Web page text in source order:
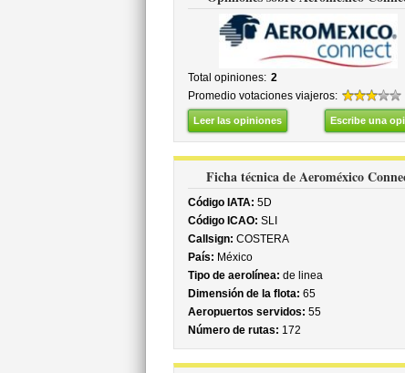
Total opiniones: 2
Promedio votaciones viajeros:
Leer las opiniones Escribe una
Ficha técnica de Aeroméxico
Código IATA: 5D
Código ICAO: SLI
Callsign: COSTERA
País: México
Tipo de aerolínea: de linea
Dimensión de la flota: 65
Aeropuertos servidos: 55
Número de rutas: 172